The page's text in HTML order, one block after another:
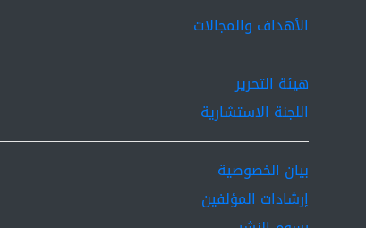
الأهداف والمجالات
هيئة التحرير
اللجنة الاستشارية
بيان الخصوصية
إرشادات المؤلفين